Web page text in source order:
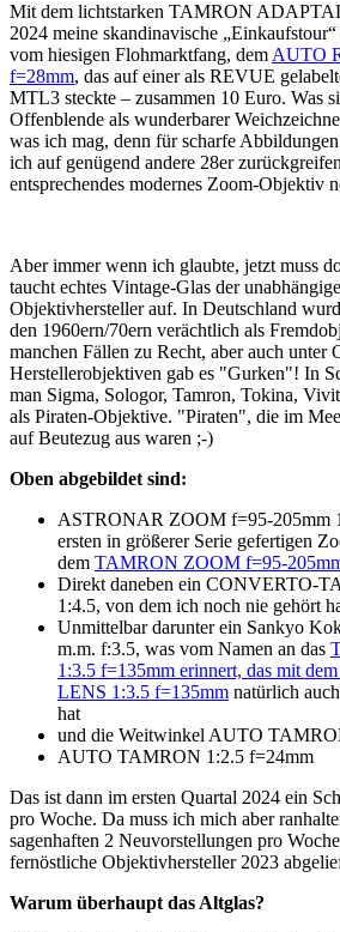
Mit dem lichtstarken TAMRON
2024 meine skandinavische
vom hiesigen Flohmarktfang, dem AUTO
f=28mm, das auf einer als REVUE
MTL3 steckte – zusammen 10 Euro. Was
Offenblende als wunderbarer
was ich mag, denn für scharfe
ich auf genügend andere 28er
entsprechendes modernes Zoom-Objektiv
Aber immer wenn ich glaubte, jetzt muss
taucht echtes Vintage-Glas der
Objektivhersteller auf. In Deutschland
den 1960ern/70ern verächtlich als
manchen Fällen zu Recht, aber auch unter
Herstellerobjektiven gab es "Gurken"! In
man Sigma, Sologor, Tamron, Tokina,
als Piraten-Objektive. "Piraten", die im
auf Beutezug aus waren ;-)
Oben abgebildet sind:
ASTRONAR ZOOM f=95-205mm
ersten in größerer Serie gefertigen
dem TAMRON ZOOM f=95-
Direkt daneben ein CONVERTO-
1:4.5, von dem ich noch nie gehört
Unmittelbar darunter ein Sankyo
m.m. f:3.5, was vom Namen an das
1:3.5 f=135mm erinnert, das mit
LENS 1:3.5 f=135mm natürlich
hat
und die Weitwinkel AUTO
AUTO TAMRON 1:2.5 f=24mm
Das ist dann im ersten Quartal 2024 ein
pro Woche. Da muss ich mich aber
sagenhaften 2 Neuvorstellungen pro
fernöstliche Objektivhersteller 2023
Warum überhaupt das Altglas?